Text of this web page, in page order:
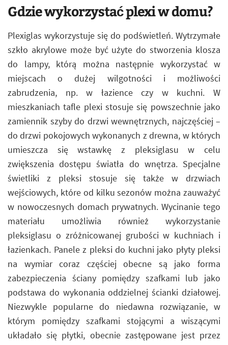
Gdzie wykorzystać plexi w domu?
Plexiglas wykorzystuje się do podświetleń. Wytrzymałe
szkło akrylowe może być użyte do stworzenia klosza
do lampy, którą można następnie wykorzystać w
miejscach o dużej wilgotności i możliwości
zabrudzenia, np. w łazience czy w kuchni. W
mieszkaniach tafle plexi stosuje się powszechnie jako
zamiennik szyby do drzwi wewnętrznych, najczęściej –
do drzwi pokojowych wykonanych z drewna, w których
umieszcza się wstawkę z pleksiglasu w celu
zwiększenia dostępu światła do wnętrza. Specjalne
świetliki z pleksi stosuje się także w drzwiach
wejściowych, które od kilku sezonów można zauważyć
w nowoczesnych domach prywatnych. Wycinanie tego
materiału umożliwia również wykorzystanie
pleksiglasu o zróżnicowanej grubości w kuchniach i
łazienkach. Panele z pleksi do kuchni jako płyty pleksi
na wymiar coraz częściej obecne są jako forma
zabezpieczenia ściany pomiędzy szafkami lub jako
podstawa do wykonania oddzielnej ścianki działowej.
Niezwykle popularne do niedawna rozwiązanie, w
którym pomiędzy szafkami stojącymi a wiszącymi
układało się płytki, obecnie zastępowane jest przez